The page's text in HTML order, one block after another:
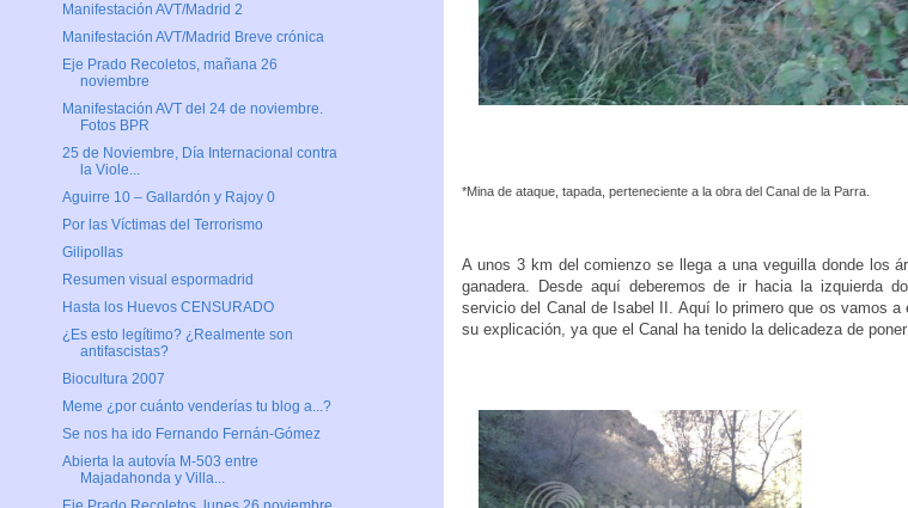
*Mina de ataque, tapada, perteneciente a la obra del Canal de la Parra.
A unos 3 km del comienzo se llega a una veguilla donde los
ganadera. Desde aquí deberemos de ir hacia la izquierda
servicio del Canal de Isabel II. Aquí lo primero que os vamos
su explicación, ya que el Canal ha tenido la delicadeza de
Manifestación AVT/Madrid 2
Manifestación AVT/Madrid Breve crónica
Eje Prado Recoletos, mañana 26
noviembre
Manifestación AVT del 24 de noviembre.
Fotos BPR
25 de Noviembre, Día Internacional contra
la Viole...
Aguirre 10 – Gallardón y Rajoy 0
Por las Víctimas del Terrorismo
Gilipollas
Resumen visual espormadrid
Hasta los Huevos CENSURADO
¿Es esto legítimo? ¿Realmente son
antifascistas?
Biocultura 2007
Meme ¿por cuánto venderías tu blog a...?
Se nos ha ido Fernando Fernán-Gómez
Abierta la autovía M-503 entre
Majadahonda y Villa...